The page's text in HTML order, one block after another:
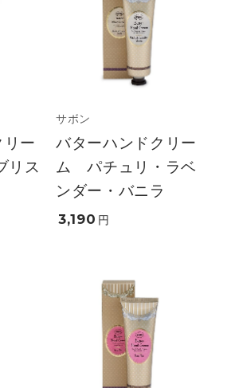
ー
リス
サボン
バターハンドクリー
ム パチュリ・ラベ
ンダー・バニラ
3,190 円